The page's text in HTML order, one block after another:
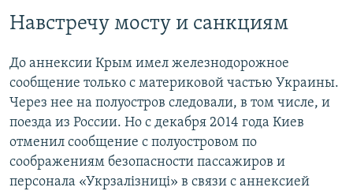
Навстречу мосту и санкциям
До аннексии Крым имел железнодорожное
сообщение только с материковой частью Украины.
Через нее на полуостров следовали, в том числе, и
поезда из России. Но с декабря 2014 года Киев
отменил сообщение с полуостровом по
соображениям безопасности пассажиров и
персонала «Укрзалiзницi» в связи с аннексией